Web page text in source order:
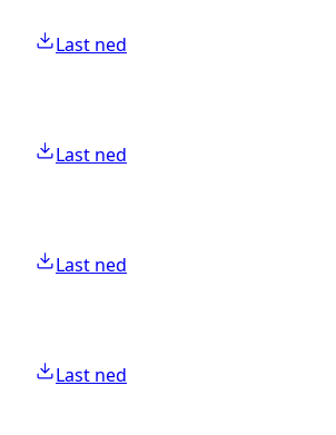
Last ned
Last ned
Last ned
Last ned